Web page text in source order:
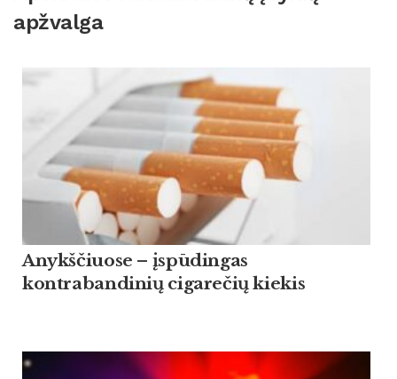
apžvalga
Anykščiuose – įspūdingas
kontrabandinių cigarečių kiekis